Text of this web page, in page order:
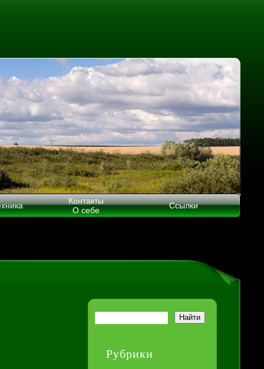
Контакты
О себе
Ссылки
Рубрики